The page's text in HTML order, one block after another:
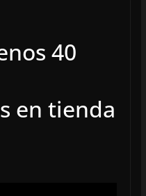
40
en tienda